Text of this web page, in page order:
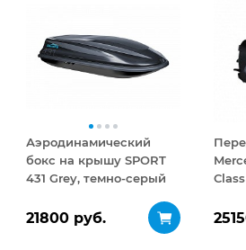
Аэродинамический
бокс на крышу SPORT
431 Grey, темно-серый
21800 руб.